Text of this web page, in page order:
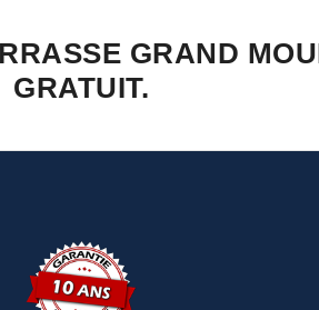
GRAND
GRATUIT.